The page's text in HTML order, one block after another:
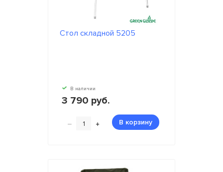
Стол складной 5205
В наличии
3 790 руб.
– + В корзину